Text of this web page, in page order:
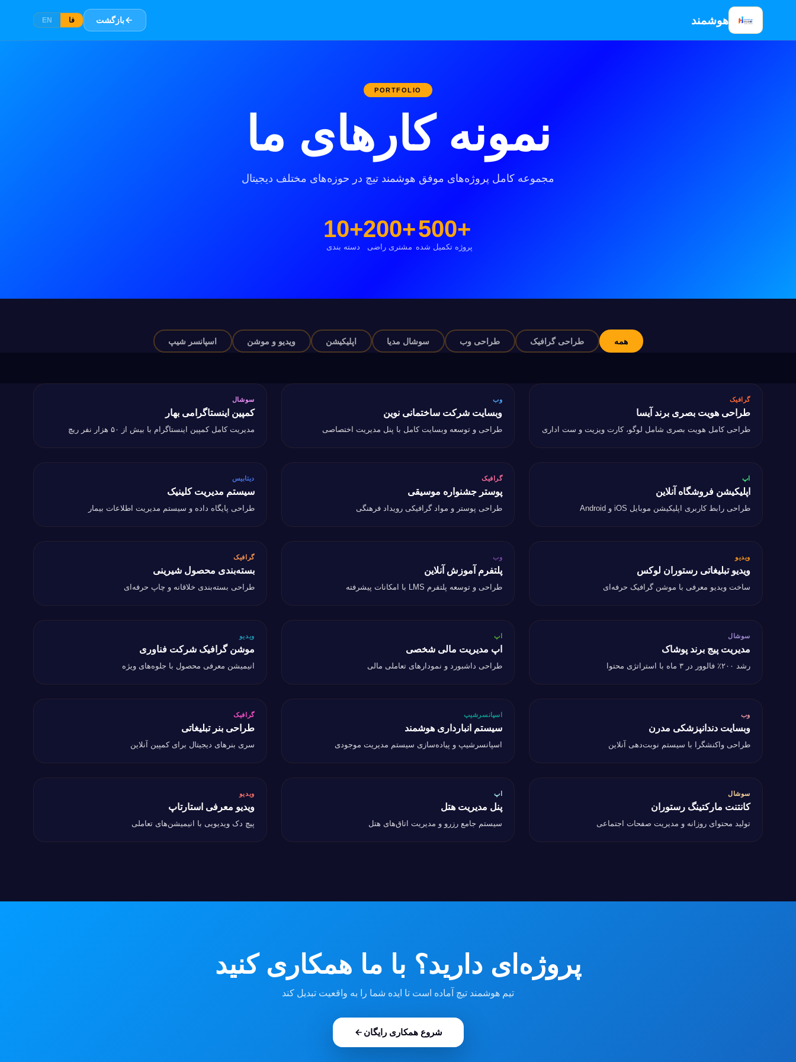
هوشمند بازگشت فا EN
PORTFOLIO
نمونه کارهای ما
مجموعه کامل پروژه‌های موفق هوشمند تیچ در حوزه‌های مختلف دیجیتال
+500
پروژه تکمیل شده
+200
مشتری راضی
+10
دسته بندی
همه طراحی گرافیک طراحی وب سوشال مدیا اپلیکیشن ویدیو و موشن اسپانسر شیپ
طراحی هویت بصری برند آیسا
گرافیک
گرافیک
طراحی هویت بصری برند آیسا
طراحی کامل هویت بصری شامل لوگو، کارت ویزیت و ست اداری
وبسایت شرکت ساختمانی نوین
وب
وب
وبسایت شرکت ساختمانی نوین
طراحی و توسعه وبسایت کامل با پنل مدیریت اختصاصی
کمپین اینستاگرامی بهار
سوشال
سوشال
کمپین اینستاگرامی بهار
مدیریت کامل کمپین اینستاگرام با بیش از ۵۰ هزار نفر ریچ
اپلیکیشن فروشگاه آنلاین
اپاپ
اپلیکیشن فروشگاه آنلاین
طراحی رابط کاربری اپلیکیشن موبایل iOS و Android
پوستر جشنواره موسیقی
گرافیک
گرافیک
پوستر جشنواره موسیقی
طراحی پوستر و مواد گرافیکی رویداد فرهنگی
سیستم مدیریت کلینیک
دیتابیس
دیتابیس
سیستم مدیریت کلینیک
طراحی پایگاه داده و سیستم مدیریت اطلاعات بیمار
ویدیو تبلیغاتی رستوران لوکس
ویدیو
ویدیو
ویدیو تبلیغاتی رستوران لوکس
ساخت ویدیو معرفی با موشن گرافیک حرفه‌ای
پلتفرم آموزش آنلاین
وب
وب
پلتفرم آموزش آنلاین
طراحی و توسعه پلتفرم LMS با امکانات پیشرفته
بسته‌بندی محصول شیرینی
گرافیک
گرافیک
بسته‌بندی محصول شیرینی
طراحی بسته‌بندی خلاقانه و چاپ حرفه‌ای
مدیریت پیج برند پوشاک
سوشال
سوشال
مدیریت پیج برند پوشاک
رشد ۲۰۰٪ فالوور در ۳ ماه با استراتژی محتوا
اپ مدیریت مالی شخصی
اپ
اپ
اپ مدیریت مالی شخصی
طراحی داشبورد و نمودارهای تعاملی مالی
موشن گرافیک شرکت فناوری
ویدیو
ویدیو
موشن گرافیک شرکت فناوری
انیمیشن معرفی محصول با جلوه‌های ویژه
وبسایت دندانپزشکی مدرن
وب
وب
وبسایت دندانپزشکی مدرن
طراحی واکنشگرا با سیستم نوبت‌دهی آنلاین
سیستم انبارداری هوشمند
اسپانسرشیپ
اسپانسرشیپ
سیستم انبارداری هوشمند
اسپانسرشیپ و پیاده‌سازی سیستم مدیریت موجودی
طراحی بنر تبلیغاتی
گرافیک
گرافیک
طراحی بنر تبلیغاتی
سری بنرهای دیجیتال برای کمپین آنلاین
کانتنت مارکتینگ رستوران
سوشال
سوشال
کانتنت مارکتینگ رستوران
تولید محتوای روزانه و مدیریت صفحات اجتماعی
پنل مدیریت هتل
اپ
اپ
پنل مدیریت هتل
سیستم جامع رزرو و مدیریت اتاق‌های هتل
ویدیو معرفی استارتاپ
ویدیو
ویدیو
ویدیو معرفی استارتاپ
پیچ دک ویدیویی با انیمیشن‌های تعاملی
پروژه‌ای دارید؟ با ما همکاری کنید
تیم هوشمند تیچ آماده است تا ایده شما را به واقعیت تبدیل کند
شروع همکاری رایگان